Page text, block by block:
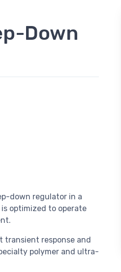
Down
down regulator in a
optimized to operate
transient response and
polymer and ultra-